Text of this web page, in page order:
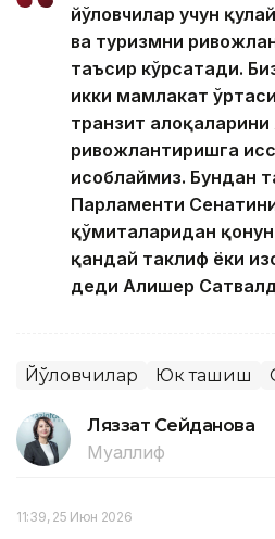
йўловчилар учун
ва туризмни
таъсир кўрсатади.
икки мамлакат
транзит алоқаларини
ривожлантиришга
ҳисоблаймиз. Бундан
Парламенти
қўмиталаридан қонун
қандай таклиф ёки
деди Алишер
Йўловчилар Юк ташиш
Ляззат Сейданова
Муаллиф
11:39, 25 Июн 2026